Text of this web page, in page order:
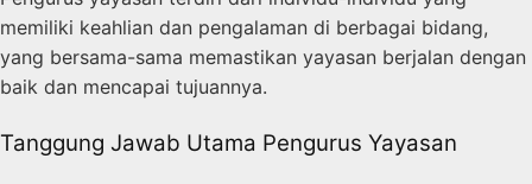
memiliki keahlian dan pengalaman di berbagai bidang,
yang bersama-sama memastikan yayasan berjalan dengan
baik dan mencapai tujuannya.
Tanggung Jawab Utama Pengurus Yayasan